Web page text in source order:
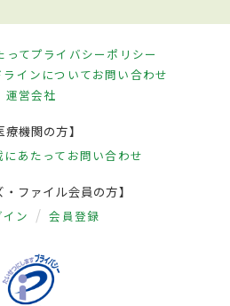
ってプライバシーポリシー
インについてお問い合わせ
運営会社
療機関の方】
あたって お問い合わせ
・ファイル会員の方】
イン 会員登録